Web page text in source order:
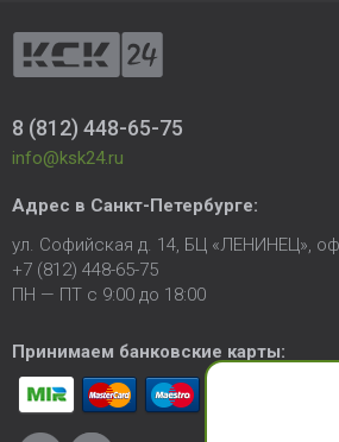
8 (812) 448-65-75
info@ksk24.ru
Адрес в Санкт-Петербурге:
ул. Софийская д. 14, БЦ «ЛЕНИНЕЦ»,
+7 (812) 448-65-75
ПН — ПТ с 9:00 до 18:00
Принимаем банковские карты: